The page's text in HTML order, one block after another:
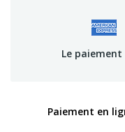
Le paiement
Paiement en